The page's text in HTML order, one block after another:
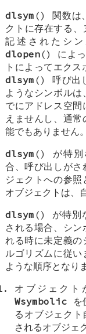
dlsym () 関数は
クトに存在する
記述されたシ
dlopen() によっ
トによってエク
dlsym () 呼び出
ようなシンボル
でにアドレス空間
えませんし、通
能でもありません。
dlsym () が特別
合、呼び出しがさ
ジェクトへの参
オブジェクトは、
dlsym () が特別
される場合、シ
れる時に未定義の
ルゴリズムに従
ような順序となり
オブジェクト
Wsymbolic を
るオブジェク
されるオブジェ